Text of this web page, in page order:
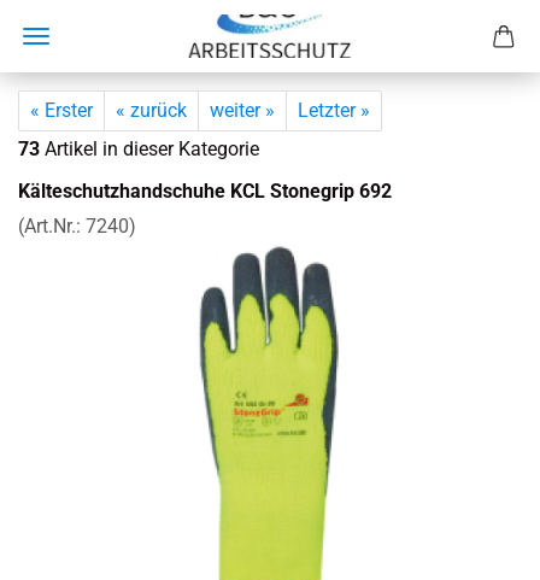
« Erster « zurück weiter »
Letzter »
73 Artikel in dieser Kategorie
Käl­te­schutz­hand­schu­he KCL Stone­grip 692
(Art.Nr.: 7240)